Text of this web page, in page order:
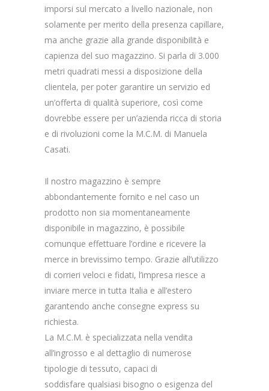
imporsi sul mercato a livello nazionale, non
solamente per merito della presenza capillare,
ma anche grazie alla grande disponibilità e
capienza del suo magazzino. Si parla di 3.000
metri quadrati messi a disposizione della
clientela, per poter garantire un servizio ed
un’offerta di qualità superiore, così come
dovrebbe essere per un’azienda ricca di storia
e di rivoluzioni come la M.C.M. di Manuela
Casati.
Il nostro magazzino è sempre
abbondantemente fornito e nel caso un
prodotto non sia momentaneamente
disponibile in magazzino, è possibile
comunque effettuare l’ordine e ricevere la
merce in brevissimo tempo. Grazie all’utilizzo
di corrieri veloci e fidati, l’impresa riesce a
inviare merce in tutta Italia e all’estero
garantendo anche consegne express su
richiesta.
La M.C.M. è specializzata nella vendita
all’ingrosso e al dettaglio di numerose
tipologie di tessuto, capaci di
soddisfare qualsiasi bisogno o esigenza del